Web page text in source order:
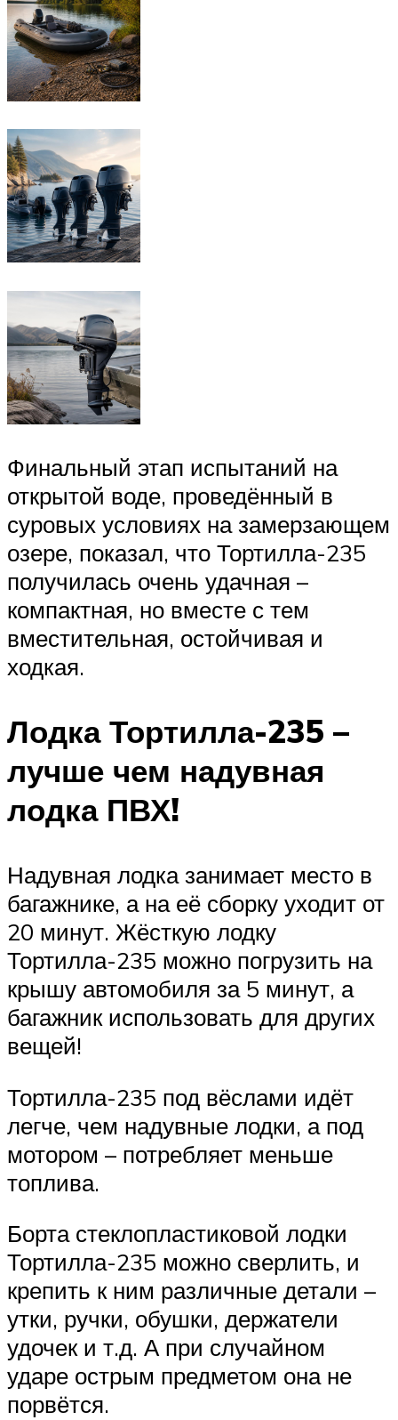
Финальный этап испытаний на
открытой воде, проведённый в
суровых условиях на замерзающем
озере, показал, что Тортилла-235
получилась очень удачная –
компактная, но вместе с тем
вместительная, остойчивая и
ходкая.
Лодка Тортилла-235 –
лучше чем надувная
лодка ПВХ!
Надувная лодка занимает место в
багажнике, а на её сборку уходит от
20 минут. Жёсткую лодку
Тортилла-235 можно погрузить на
крышу автомобиля за 5 минут, а
багажник использовать для других
вещей!
Тортилла-235 под вёслами идёт
легче, чем надувные лодки, а под
мотором – потребляет меньше
топлива.
Борта стеклопластиковой лодки
Тортилла-235 можно сверлить, и
крепить к ним различные детали –
утки, ручки, обушки, держатели
удочек и т.д. А при случайном
ударе острым предметом она не
порвётся.